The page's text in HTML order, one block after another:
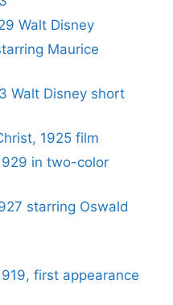
Walt Disney
Maurice
Walt Disney short
1925 film
in two-color
starring Oswald
first appearance